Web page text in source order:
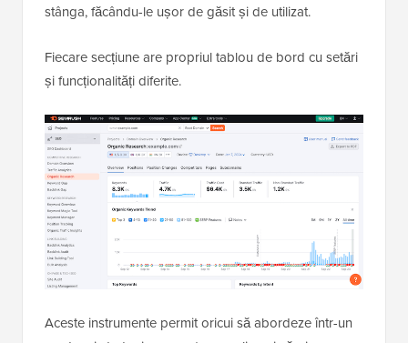
stânga, făcându-le ușor de găsit și de utilizat.
Fiecare secțiune are propriul tablou de bord cu setări
și funcționalități diferite.
Aceste instrumente permit oricui să abordeze într-un